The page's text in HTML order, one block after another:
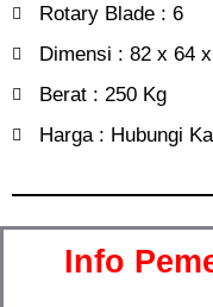
Rotary Blade : 6
Dimensi : 82 x 64
Berat : 250 Kg
Harga : Hubungi
Info